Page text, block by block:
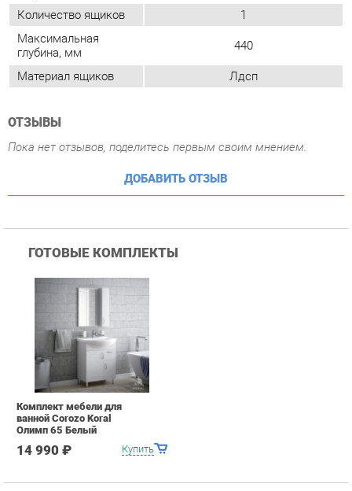
ОТЗЫВЫ
Пока нет отзывов, поделитесь первым своим мнением.
ДОБАВИТЬ ОТЗЫВ
14 990 ₽
ПОХОЖИЕ ТОВАРЫ